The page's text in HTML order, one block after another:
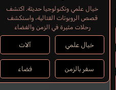
خيال علمي وتكنولوجيا حديثة. اكتشف
قصص الروبوتات القتالية، واستكشف
رحلات مثيرة في الزمن والفضاء
خيال علمي آلات
سفر بالزمن فضاء